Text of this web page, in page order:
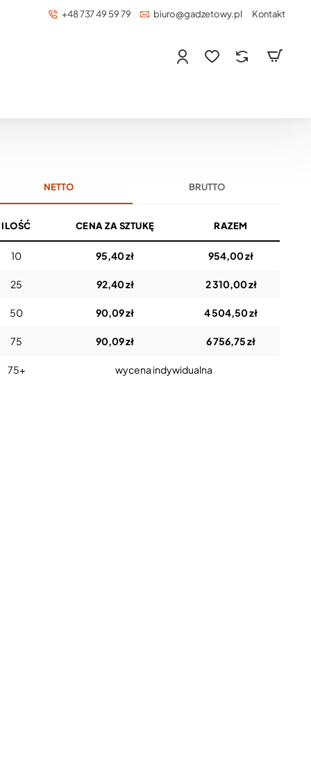
+48 737 49 59 79 biuro@gadzetowy.pl Kontakt
NETTO BRUTTO
ILOŚĆ CENA ZA SZTUKĘ RAZEM
10 95,40 zł 954,00 zł
25 92,40 zł 2 310,00 zł
50 90,09 zł 4 504,50 zł
75 90,09 zł 6 756,75 zł
75+ wycena indywidualna